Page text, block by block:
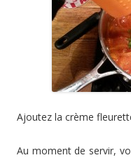
Ajoutez la crème
Au moment de servir,